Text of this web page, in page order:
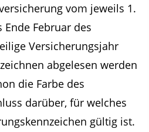
vom jeweils 1.
Ende Februar des
Versicherungsjahr
abgelesen werden
die Farbe des
darüber, für welches
gültig ist.